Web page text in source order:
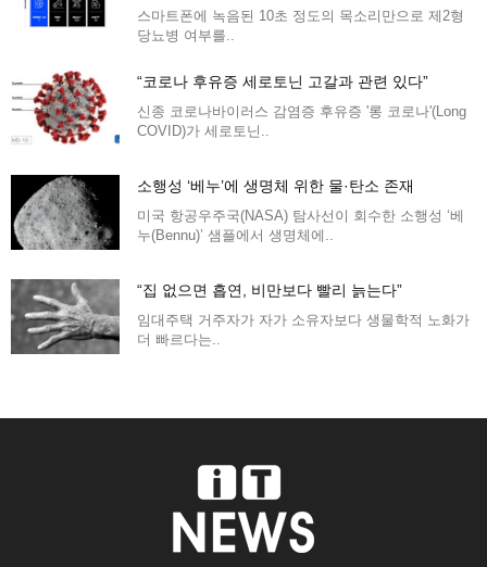
스마트폰에 녹음된 10초 정도의 목소리만으로 제2형
당뇨병 여부를..
“코로나 후유증 세로토닌 고갈과 관련 있다”
신종 코로나바이러스 감염증 후유증 '롱 코로나'(Long
COVID)가 세로토닌..
소행성 ‘베누’에 생명체 위한 물·탄소 존재
미국 항공우주국(NASA) 탐사선이 회수한 소행성 ‘베
누(Bennu)’ 샘플에서 생명체에..
“집 없으면 흡연, 비만보다 빨리 늙는다”
임대주택 거주자가 자가 소유자보다 생물학적 노화가
더 빠르다는..